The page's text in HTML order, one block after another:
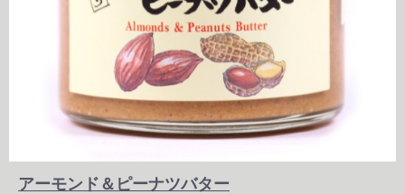
アーモンド＆ピーナツバター